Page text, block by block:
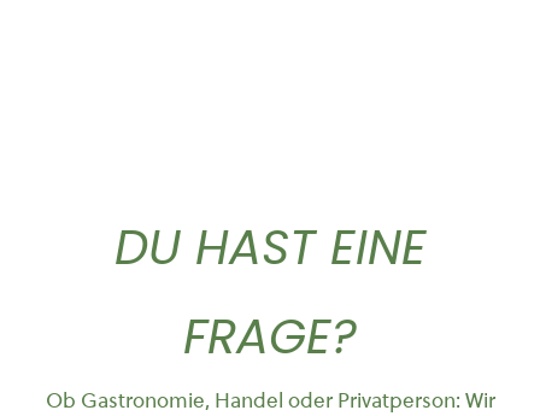
DU HAST EINE
FRAGE?
Ob Gastronomie, Handel oder Privatperson: Wir